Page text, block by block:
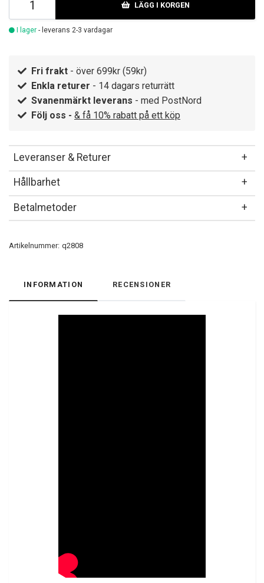
LÄGG I KORGEN
I lager - leverans 2-3 vardagar
Fri frakt - över 699kr (59kr)
Enkla returer - 14 dagars returrätt
Svanenmärkt leverans - med PostNord
Följ oss - & få 10% rabatt på ett köp
Leveranser & Returer
Hållbarhet
Betalmetoder
Artikelnummer: q2808
INFORMATION RECENSIONER